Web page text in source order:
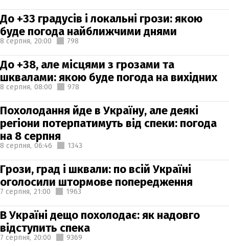
До +33 градусів і локальні грози: якою
буде погода найближчими днями
8 серпня, 20:00 798
До +38, але місцями з грозами та
шквалами: якою буде погода на вихідних
8 серпня, 08:00 978
Похолодання йде в Україну, але деякі
регіони потерпатимуть від спеки: погода
на 8 серпня
8 серпня, 06:46 1343
Грози, град і шквали: по всій Україні
оголосили штормове попередження
7 серпня, 21:00 1963
В Україні дещо похолодає: як надовго
відступить спека
7 серпня, 20:00 9369